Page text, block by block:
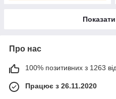
Про нас
100% позитивних з 1263
Працює з 26.11.2020